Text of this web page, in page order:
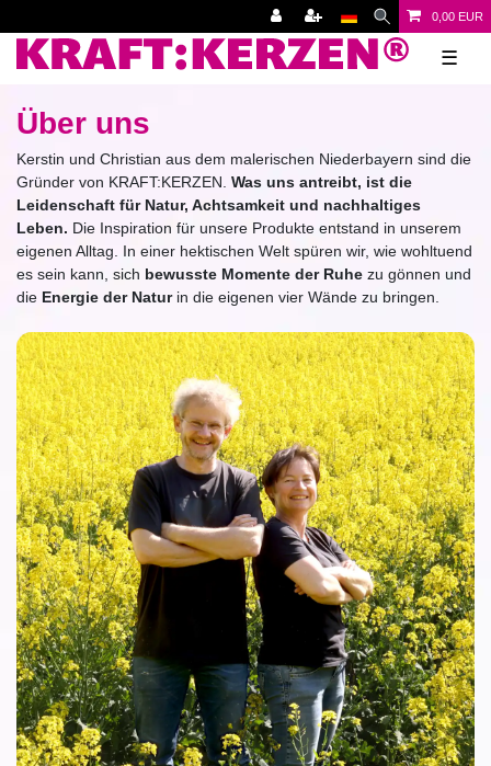
0,00 EUR
☰
Über uns
Kerstin und Christian aus dem malerischen Niederbayern sind die
Gründer von KRAFT:KERZEN. Was uns antreibt, ist die
Leidenschaft für Natur, Achtsamkeit und nachhaltiges
Leben. Die Inspiration für unsere Produkte entstand in unserem
eigenen Alltag. In einer hektischen Welt spüren wir, wie wohltuend
es sein kann, sich bewusste Momente der Ruhe zu gönnen und
die Energie der Naturin die eigenen vier Wände zu bringen.